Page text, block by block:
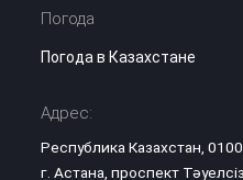
Погода
Погода в Казахстане
Адрес:
Республика Казахстан,
г. Астана, проспект